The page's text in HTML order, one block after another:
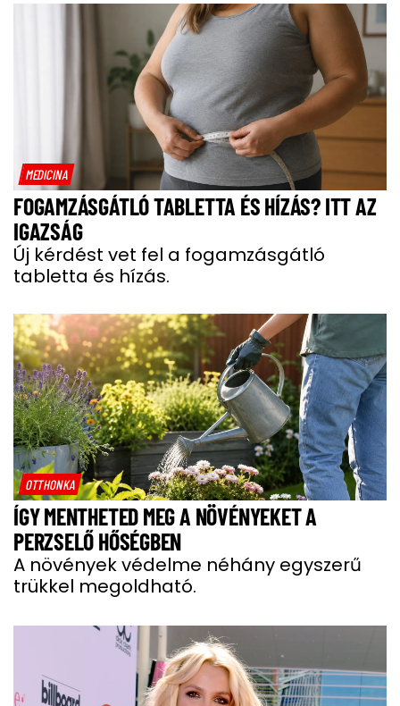
MEDICINA
FOGAMZÁSGÁTLÓ TABLETTA ÉS HÍZÁS? ITT AZ
IGAZSÁG
Új kérdést vet fel a fogamzásgátló
tabletta és hízás.
OTTHONKA
ÍGY MENTHETED MEG A NÖVÉNYEKET A
PERZSELŐ HŐSÉGBEN
A növények védelme néhány egyszerű
trükkel megoldható.